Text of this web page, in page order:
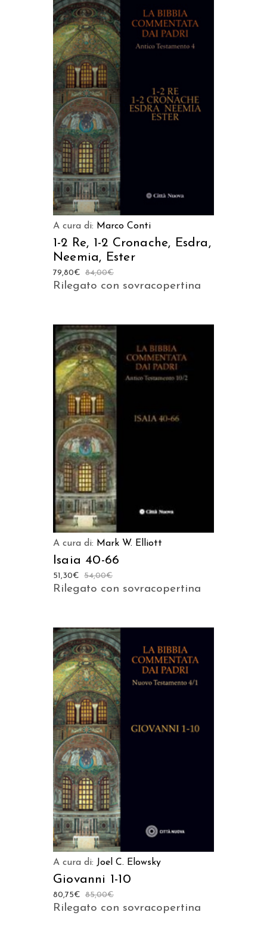
AGGIUNGI AL CARRELLO
A cura di: Marco Conti
1-2 Re, 1-2 Cronache, Esdra,
Neemia, Ester
84,00€
79,80€
Rilegato con sovracopertina
AGGIUNGI AL CARRELLO
A cura di: Mark W. Elliott
Isaia 40-66
54,00€
51,30€
Rilegato con sovracopertina
AGGIUNGI AL CARRELLO
A cura di: Joel C. Elowsky
Giovanni 1-10
85,00€
80,75€
Rilegato con sovracopertina